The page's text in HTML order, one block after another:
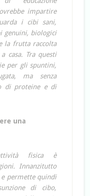
impartire
i cibi sani,
genuini, biologici
la frutta raccolta
casa. Tra questi
per gli spuntini,
ma senza
di proteine e di
una
fisica è
Innanzitutto
permette quindi
di cibo,